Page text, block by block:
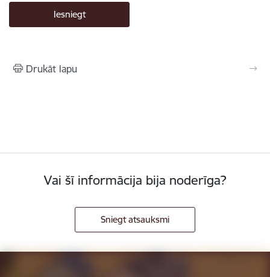
Drukāt lapu
Vai šī informācija bija noderīga?
Sniegt atsauksmi